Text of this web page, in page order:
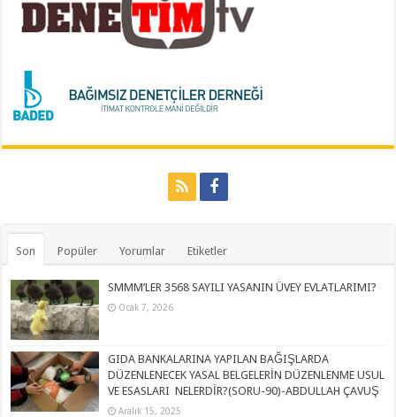
Son Popüler Yorumlar Etiketler
SMMM’LER 3568 SAYILI YASANIN ÜVEY EVLATLARIMI?
Ocak 7, 2026
GIDA BANKALARINA YAPILAN BAĞIŞLARDA
DÜZENLENECEK YASAL BELGELERİN DÜZENLENME USUL
VE ESASLARI NELERDİR?(SORU-90)-ABDULLAH ÇAVUŞ
Aralık 15, 2025